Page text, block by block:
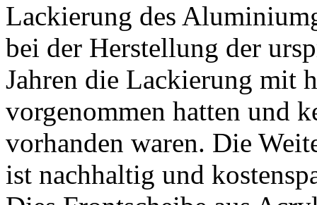
Lackierung des
bei der Herstellung der
Jahren die Lackierung mit
vorgenommen hatten und
vorhanden waren. Die
ist nachhaltig und